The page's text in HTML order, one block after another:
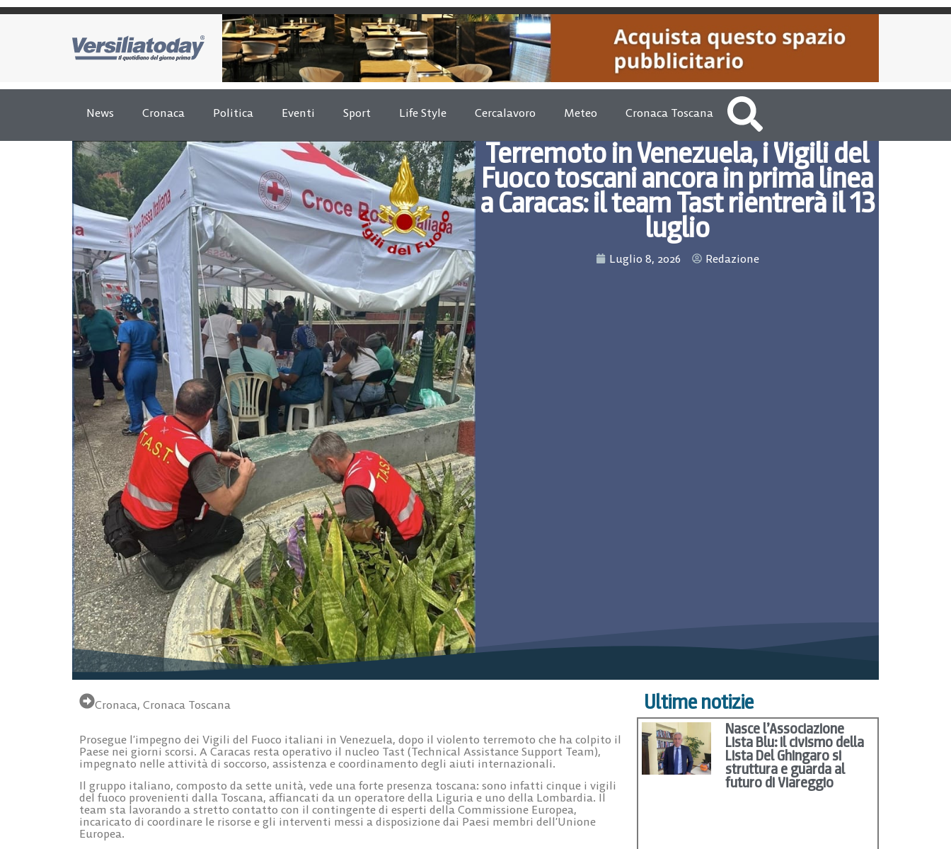
News Cronaca Politica Eventi Sport Life Style Cercalavoro Meteo Cronaca Toscana
Terremoto in Venezuela, i Vigili del
Fuoco toscani ancora in prima linea
a Caracas: il team Tast rientrerà il 13
luglio
Luglio 8, 2026 Redazione
Cronaca, Cronaca Toscana
Prosegue l’impegno dei Vigili del Fuoco italiani in Venezuela, dopo il violento terremoto che ha colpito il
Paese nei giorni scorsi. A Caracas resta operativo il nucleo Tast (Technical Assistance Support Team),
impegnato nelle attività di soccorso, assistenza e coordinamento degli aiuti internazionali.
Il gruppo italiano, composto da sette unità, vede una forte presenza toscana: sono infatti cinque i vigili
del fuoco provenienti dalla Toscana, affiancati da un operatore della Liguria e uno della Lombardia. Il
team sta lavorando a stretto contatto con il contingente di esperti della Commissione Europea,
incaricato di coordinare le risorse e gli interventi messi a disposizione dai Paesi membri dell’Unione
Europea.
Ultime notizie
Nasce l’Associazione
Lista Blu: il civismo della
Lista Del Ghingaro si
struttura e guarda al
futuro di Viareggio